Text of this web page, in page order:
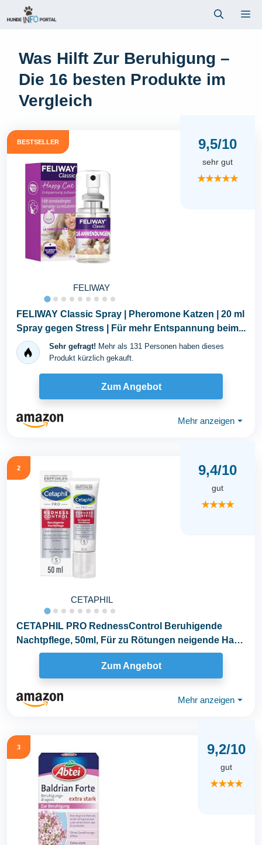
Inhalt
Was Hilft Zur Beruhigung –
Die 16 besten Produkte im
Vergleich
BESTSELLER
FELIWAY
9,5/10
sehr gut
★★★★★
FELIWAY Classic Spray | Pheromone Katzen | 20 ml
Spray gegen Stress | Für mehr Entspannung beim...
Sehr gefragt! Mehr als 131 Personen haben dieses
Produkt kürzlich gekauft.
Zum Angebot
Mehr anzeigen ⏷
2
CETAPHIL
9,4/10
gut
★★★★
CETAPHIL PRO RednessControl Beruhigende
Nachtpflege, 50ml, Für zu Rötungen neigende Haut,
Beruhigt...
Zum Angebot
Mehr anzeigen ⏷
3 9,2/10
gut
★★★★